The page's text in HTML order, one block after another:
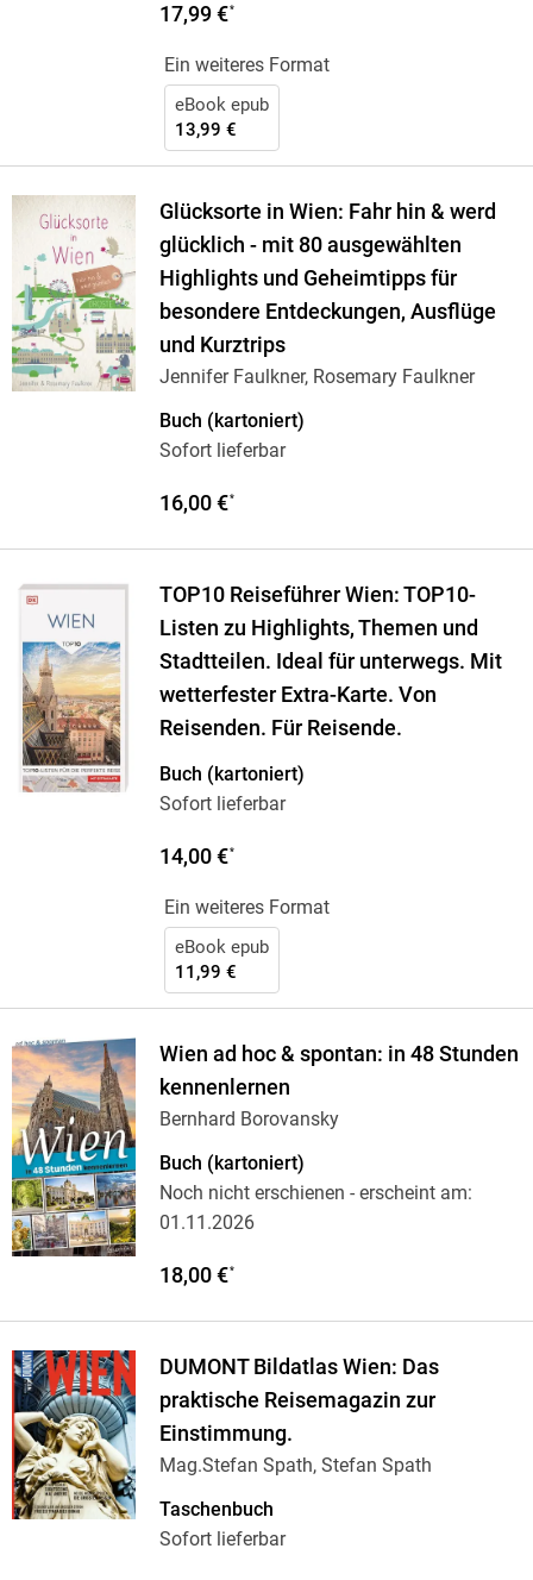
17,99 €*
Ein weiteres Format
eBook epub
13,99 €
Glücksorte in Wien: Fahr hin & werd
glücklich - mit 80 ausgewählten
Highlights und Geheimtipps für
besondere Entdeckungen, Ausflüge
und Kurztrips
Jennifer Faulkner, Rosemary Faulkner
Buch (kartoniert)
Sofort lieferbar
16,00 €*
TOP10 Reiseführer Wien: TOP10-
Listen zu Highlights, Themen und
Stadtteilen. Ideal für unterwegs. Mit
wetterfester Extra-Karte. Von
Reisenden. Für Reisende.
Buch (kartoniert)
Sofort lieferbar
14,00 €*
Ein weiteres Format
eBook epub
11,99 €
Wien ad hoc & spontan: in 48 Stunden
kennenlernen
Bernhard Borovansky
Buch (kartoniert)
Noch nicht erschienen - erscheint am:
01.11.2026
18,00 €*
DUMONT Bildatlas Wien: Das
praktische Reisemagazin zur
Einstimmung.
Mag.Stefan Spath, Stefan Spath
Taschenbuch
Sofort lieferbar